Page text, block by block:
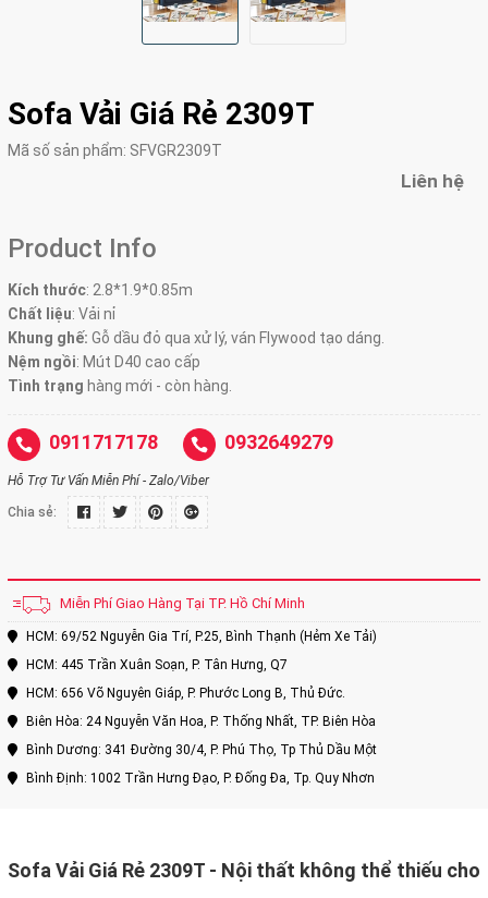
Sofa Vải Giá Rẻ 2309T
Mã số sản phẩm: SFVGR2309T
Liên hệ
Product Info
Kích thước: 2.8*1.9*0.85m
Chất liệu: Vải nỉ
Khung ghế: Gỗ dầu đỏ qua xử lý, ván Flywood tạo dáng.
Nệm ngồi: Mút D40 cao cấp
Tình trạng hàng mới - còn hàng.
0911717178 0932649279
Hỗ Trợ Tư Vấn Miễn Phí - Zalo/Viber
Chia sẻ:
Miễn Phí Giao Hàng Tại TP. Hồ Chí Minh
HCM: 69/52 Nguyễn Gia Trí, P.25, Bình Thạnh (Hẻm Xe Tải)
HCM: 445 Trần Xuân Soạn, P. Tân Hưng, Q7
HCM: 656 Võ Nguyên Giáp, P. Phước Long B, Thủ Đức.
Biên Hòa: 24 Nguyễn Văn Hoa, P. Thống Nhất, TP. Biên Hòa
Bình Dương: 341 Đường 30/4, P. Phú Thọ, Tp Thủ Dầu Một
Bình Định: 1002 Trần Hưng Đạo, P. Đống Đa, Tp. Quy Nhơn
Sofa Vải Giá Rẻ 2309T - Nội thất không thể thiếu cho